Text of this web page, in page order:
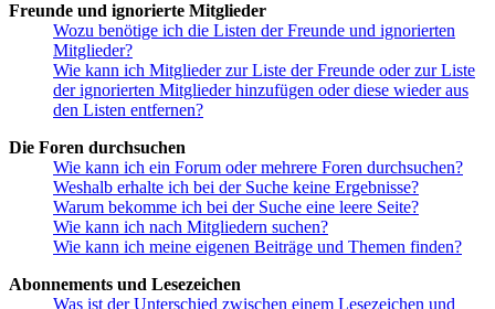
Freunde und ignorierte Mitglieder
Wozu benötige ich die Listen der Freunde und ignorierten
Mitglieder?
Wie kann ich Mitglieder zur Liste der Freunde oder zur Liste
der ignorierten Mitglieder hinzufügen oder diese wieder aus
den Listen entfernen?
Die Foren durchsuchen
Wie kann ich ein Forum oder mehrere Foren durchsuchen?
Weshalb erhalte ich bei der Suche keine Ergebnisse?
Warum bekomme ich bei der Suche eine leere Seite?
Wie kann ich nach Mitgliedern suchen?
Wie kann ich meine eigenen Beiträge und Themen finden?
Abonnements und Lesezeichen
Was ist der Unterschied zwischen einem Lesezeichen und